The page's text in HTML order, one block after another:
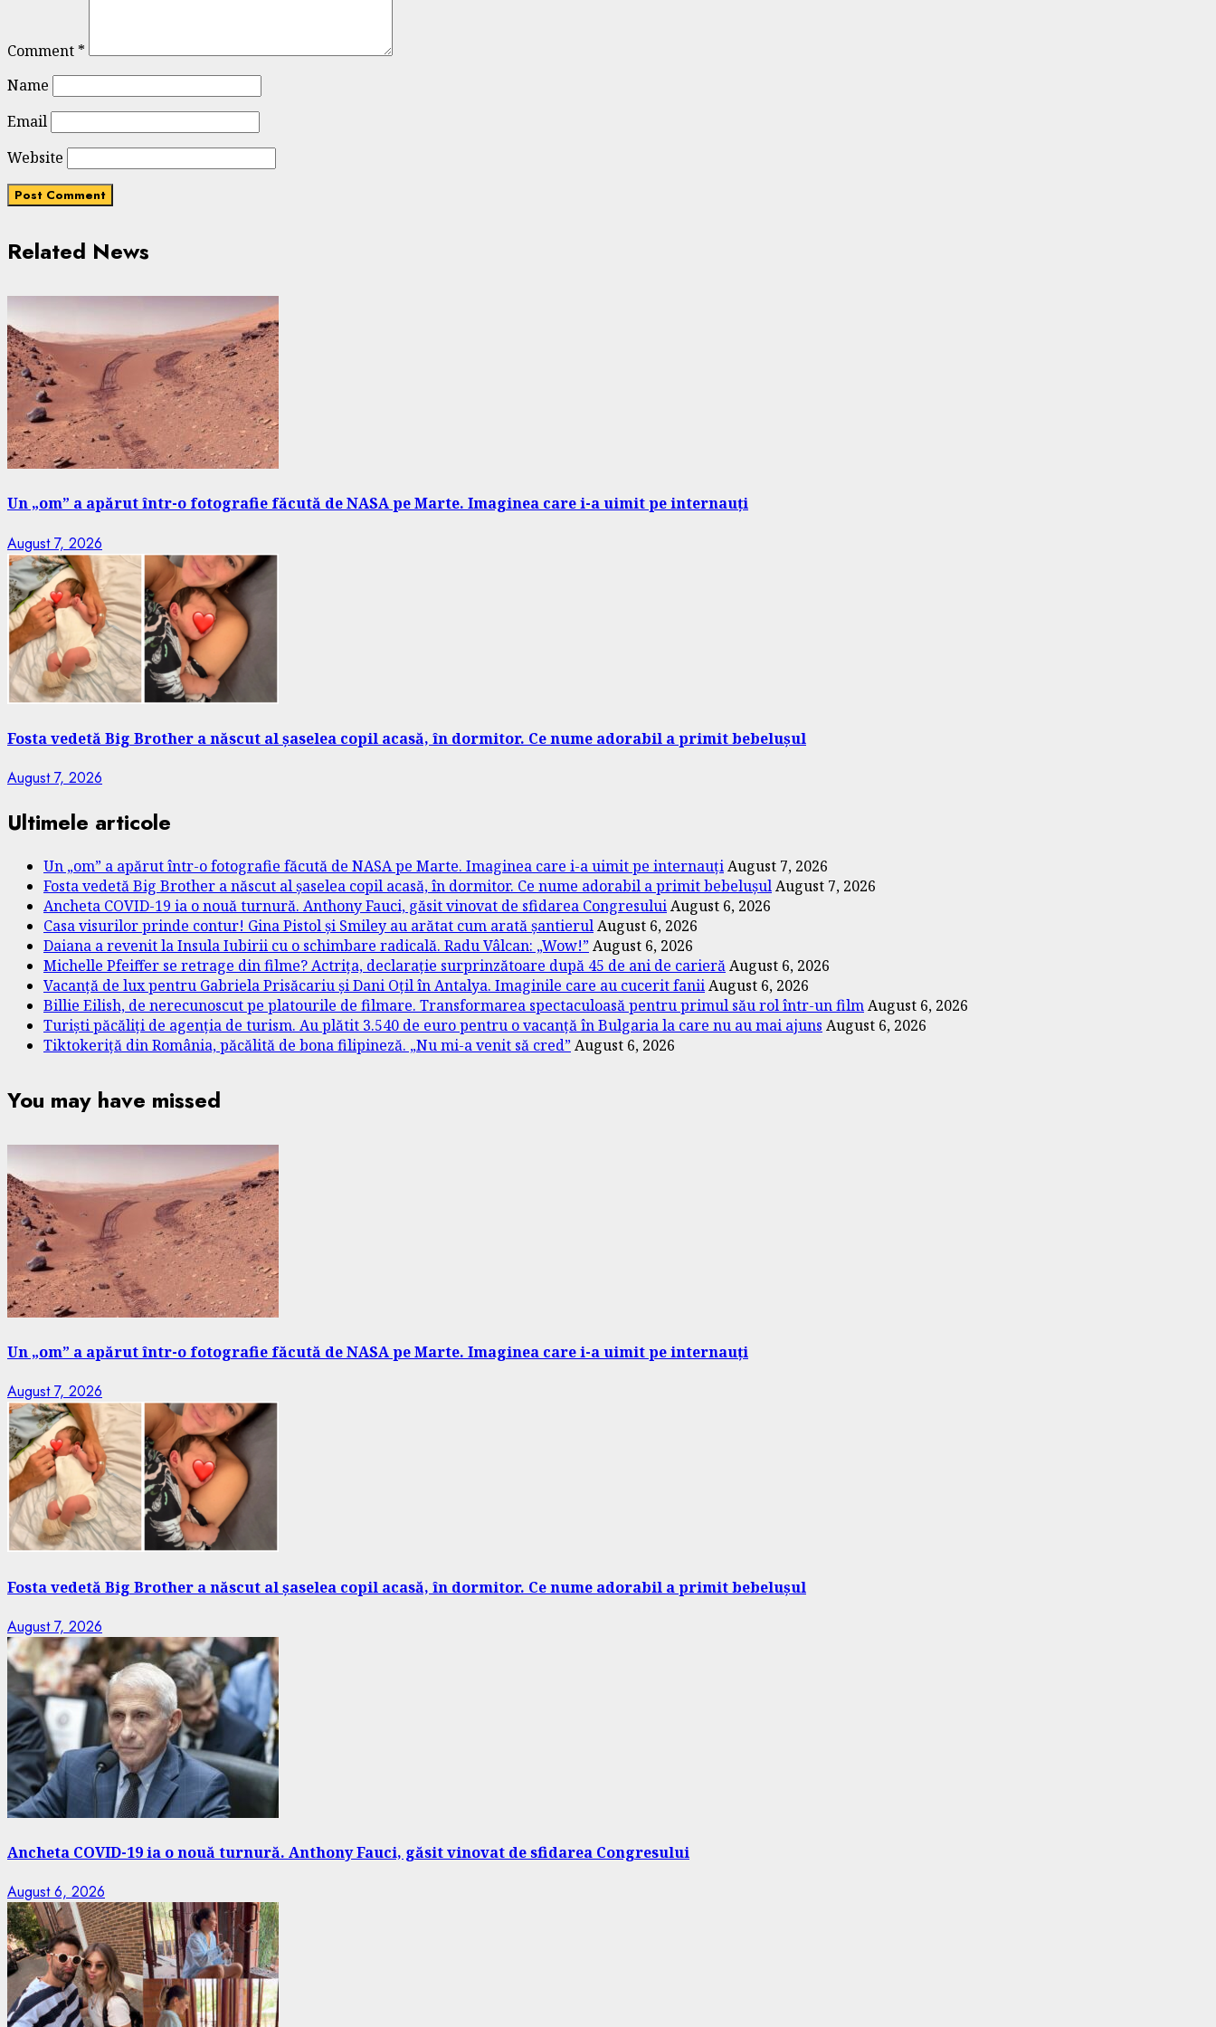
Comment *
Name
Email
Website
Related News
Un „om” a apărut într-o fotografie făcută de NASA pe Marte. Imaginea care i-a uimit pe internauți
August 7, 2026
Fosta vedetă Big Brother a născut al șaselea copil acasă, în dormitor. Ce nume adorabil a primit bebelușul
August 7, 2026
Ultimele articole
Un „om” a apărut într-o fotografie făcută de NASA pe Marte. Imaginea care i-a uimit pe internauțiAugust 7, 2026
Fosta vedetă Big Brother a născut al șaselea copil acasă, în dormitor. Ce nume adorabil a primit bebelușulAugust 7, 2026
Ancheta COVID-19 ia o nouă turnură. Anthony Fauci, găsit vinovat de sfidarea CongresuluiAugust 6, 2026
Casa visurilor prinde contur! Gina Pistol și Smiley au arătat cum arată șantierulAugust 6, 2026
Daiana a revenit la Insula Iubirii cu o schimbare radicală. Radu Vâlcan: „Wow!”August 6, 2026
Michelle Pfeiffer se retrage din filme? Actrița, declarație surprinzătoare după 45 de ani de carierăAugust 6, 2026
Vacanță de lux pentru Gabriela Prisăcariu și Dani Oțil în Antalya. Imaginile care au cucerit faniiAugust 6, 2026
Billie Eilish, de nerecunoscut pe platourile de filmare. Transformarea spectaculoasă pentru primul său rol într-un filmAugust 6, 2026
Turiști păcăliți de agenția de turism. Au plătit 3.540 de euro pentru o vacanță în Bulgaria la care nu au mai ajuns August 6, 2026
Tiktokeriță din România, păcălită de bona filipineză. „Nu mi-a venit să cred”August 6, 2026
You may have missed
Un „om” a apărut într-o fotografie făcută de NASA pe Marte. Imaginea care i-a uimit pe internauți
August 7, 2026
Fosta vedetă Big Brother a născut al șaselea copil acasă, în dormitor. Ce nume adorabil a primit bebelușul
August 7, 2026
Ancheta COVID-19 ia o nouă turnură. Anthony Fauci, găsit vinovat de sfidarea Congresului
August 6, 2026